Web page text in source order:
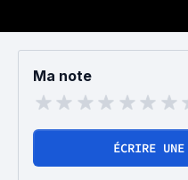
Ma note
ÉCRIRE